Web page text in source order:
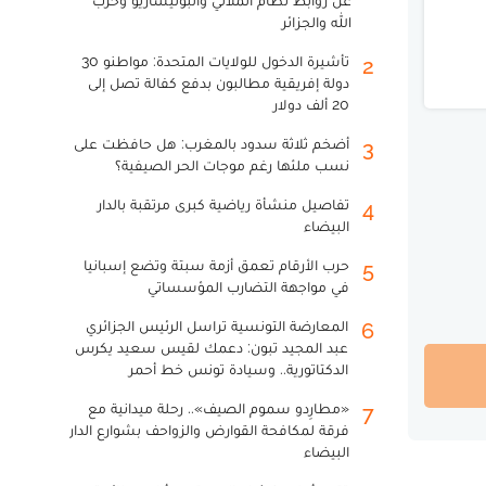
الله والجزائر
2
تأشيرة الدخول للولايات المتحدة: مواطنو 30
دولة إفريقية مطالبون بدفع كفالة تصل إلى
20 ألف دولار
3
أضخم ثلاثة سدود بالمغرب: هل حافظت على
نسب ملئها رغم موجات الحر الصيفية؟
4
تفاصيل منشأة رياضية كبرى مرتقبة بالدار
البيضاء
5
حرب الأرقام تعمق أزمة سبتة وتضع إسبانيا
في مواجهة التضارب المؤسساتي
6
المعارضة التونسية تراسل الرئيس الجزائري
عبد المجيد تبون: دعمك لقيس سعيد يكرس
الدكتاتورية.. وسيادة تونس خط أحمر
7
«مطارِدو سموم الصيف».. رحلة ميدانية مع
فرقة لمكافحة القوارض والزواحف بشوارع الدار
البيضاء